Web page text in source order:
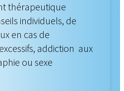
thérapeutique
individuels, de
en cas de
addiction aux
ou sexe